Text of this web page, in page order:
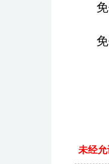
未经允